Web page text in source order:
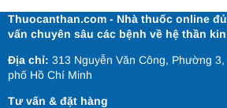
Thuocanthan.com - Nhà thuốc online
vấn chuyên sâu các bệnh về hệ thần
Địa chỉ: 313 Nguyễn Văn Công, Phường
phố Hồ Chí Minh
Tư vấn & đặt hàng